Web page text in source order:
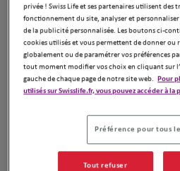
Notre
privée ! Swiss Life et ses partenaires utilisent des
fonctionnement du site, analyser et
de la publicité personnalisée. Les boutons ci-
cookies utilisés et vous permettent de donner
globalement ou de paramétrer vos préférences
tout moment modifier vos choix en cliquant sur
gauche de chaque page de notre site web. Pour
utilisés sur Swisslife.fr, vous pouvez accéder à la
Préférence pour tous
Tout refuser